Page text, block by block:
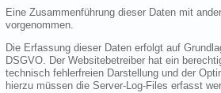
Eine Zusammenführung dieser Daten mit
vorgenommen.
Die Erfassung dieser Daten erfolgt auf
DSGVO. Der Websitebetreiber hat ein
technisch fehlerfreien Darstellung und der
hierzu müssen die Server-Log-Files erfasst